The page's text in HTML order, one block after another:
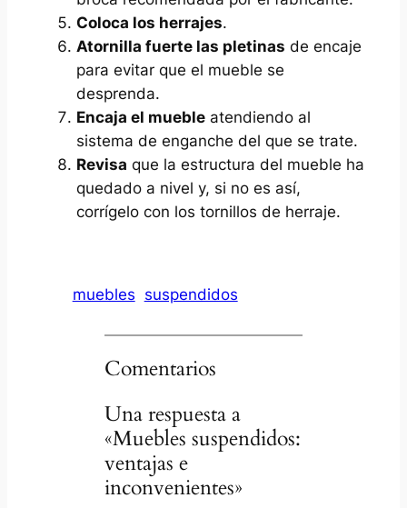
Coloca los herrajes.
Atornilla fuerte las pletinas de encaje
para evitar que el mueble se
desprenda.
Encaja el muebleatendiendo al
sistema de enganche del que se trate.
Revisa que la estructura del mueble ha
quedado a nivel y, si no es así,
corrígelo con los tornillos de herraje.
muebles suspendidos
Comentarios
Una respuesta a
«Muebles suspendidos:
ventajas e
inconvenientes»